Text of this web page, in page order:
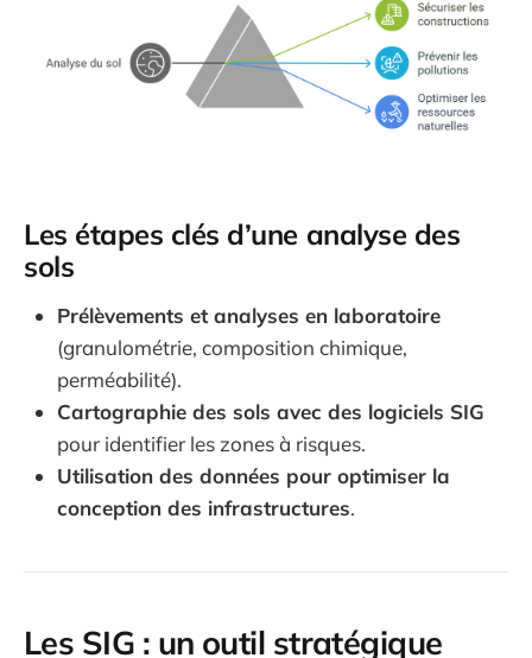
Les étapes clés d’une analyse des
sols
Prélèvements et analyses en laboratoire
(granulométrie, composition chimique,
perméabilité).
Cartographie des sols avec des logiciels SIG
pour identifier les zones à risques.
Utilisation des données pour optimiser la
conception des infrastructures.
Les SIG : un outil stratégique